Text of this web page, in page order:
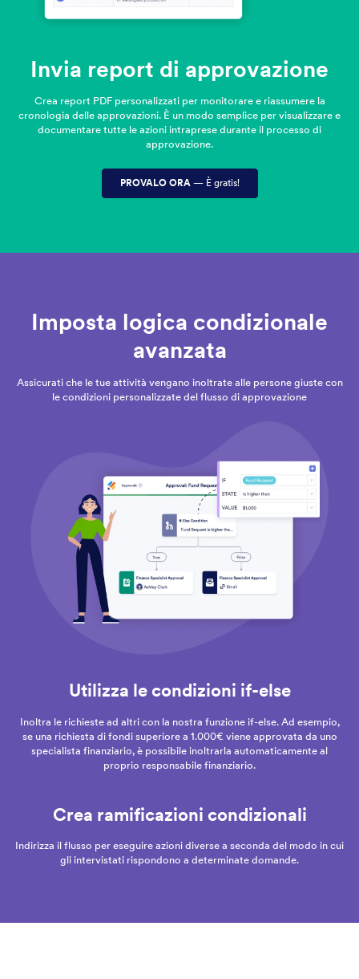
Invia report di approvazione
Crea report PDF personalizzati per monitorare e riassumere la
cronologia delle approvazioni. È un modo semplice per visualizzare e
documentare tutte le azioni intraprese durante il processo di
approvazione.
PROVALO ORA— È gratis!
Imposta logica condizionale
avanzata
Assicurati che le tue attività vengano inoltrate alle persone giuste con
le condizioni personalizzate del flusso di approvazione
Utilizza le condizioni if-else
Inoltra le richieste ad altri con la nostra funzione if-else. Ad esempio,
se una richiesta di fondi superiore a 1.000€ viene approvata da uno
specialista finanziario, è possibile inoltrarla automaticamente al
proprio responsabile finanziario.
Crea ramificazioni condizionali
Indirizza il flusso per eseguire azioni diverse a seconda del modo in cui
gli intervistati rispondono a determinate domande.